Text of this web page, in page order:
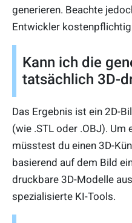
generieren. Beachte
Entwickler kostenpflichtig
Kann ich die
tatsächlich 3D-
Das Ergebnis ist ein 2D-
(wie .STL oder .OBJ). Um
müsstest du einen 3D-
basierend auf dem Bild
druckbare 3D-Modelle
spezialisierte KI-Tools.